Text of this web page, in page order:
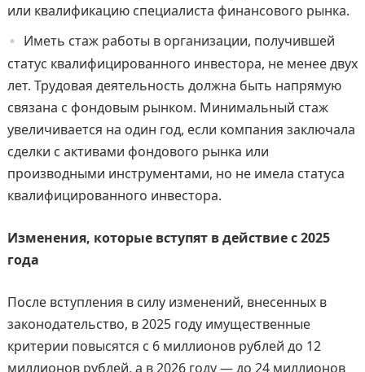
или квалификацию специалиста финансового рынка.
Иметь стаж работы в организации, получившей
статус квалифицированного инвестора, не менее двух
лет. Трудовая деятельность должна быть напрямую
связана с фондовым рынком. Минимальный стаж
увеличивается на один год, если компания заключала
сделки с активами фондового рынка или
производными инструментами, но не имела статуса
квалифицированного инвестора.
Изменения, которые вступят в действие с 2025
года
После вступления в силу изменений, внесенных в
законодательство, в 2025 году имущественные
критерии повысятся с 6 миллионов рублей до 12
миллионов рублей, а в 2026 году — до 24 миллионов